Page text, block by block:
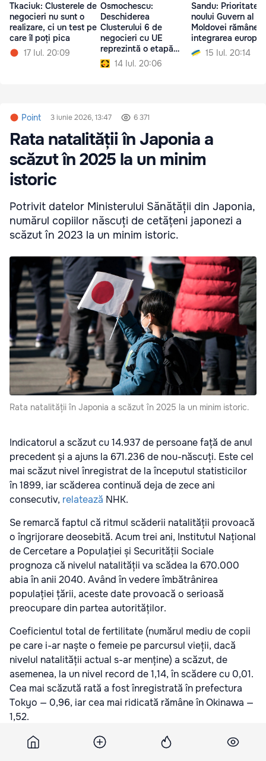
Tkaciuk: Clusterele de
negocieri nu sunt o
realizare, ci un test pe
care îl poți pica
17 Iul. 20:09
Osmochescu:
Deschiderea
Clusterului 6 de
negocieri cu UE
reprezintă o etapă
importantă pentru
Moldova
14 Iul. 20:06
Sandu: Prioritatea
noului Guvern al
Moldovei rămâne
integrarea
15 Iul. 20:14
Point 3 iunie 2026, 13:47 6 371
Rata natalității în Japonia a
scăzut în 2025 la un minim
istoric
Potrivit datelor Ministerului Sănătății din Japonia,
numărul copiilor născuți de cetățeni japonezi a
scăzut în 2023 la un minim istoric.
Rata natalității în Japonia a scăzut în 2025 la un minim istoric.
Indicatorul a scăzut cu 14.937 de persoane față de anul
precedent și a ajuns la 671.236 de nou-născuți. Este cel
mai scăzut nivel înregistrat de la începutul statisticilor
în 1899, iar scăderea continuă deja de zece ani
consecutiv, relatează NHK.
Se remarcă faptul că ritmul scăderii natalității provoacă
o îngrijorare deosebită. Acum trei ani, Institutul Național
de Cercetare a Populației și Securității Sociale
prognoza că nivelul natalității va scădea la 670.000
abia în anii 2040. Având în vedere îmbătrânirea
populației țării, aceste date provoacă o serioasă
preocupare din partea autorităților.
Coeficientul total de fertilitate (numărul mediu de copii
pe care i-ar naște o femeie pe parcursul vieții, dacă
nivelul natalității actual s-ar menține) a scăzut, de
asemenea, la un nivel record de 1,14, în scădere cu 0,01.
Cea mai scăzută rată a fost înregistrată în prefectura
Tokyo — 0,96, iar cea mai ridicată rămâne în Okinawa —
1,52.
Abonați-vă la știrile Point.md pe Google